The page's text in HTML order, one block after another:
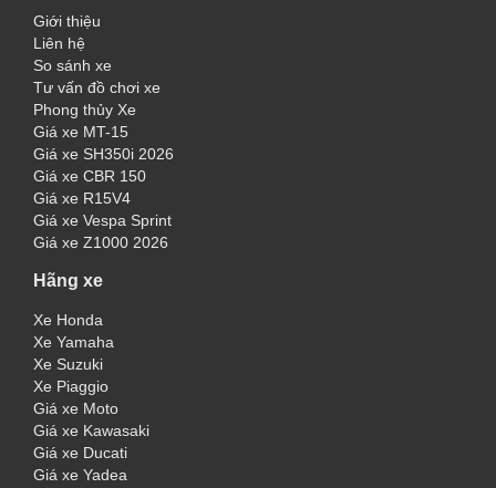
Giới thiệu
Liên hệ
So sánh xe
Tư vấn đồ chơi xe
Phong thủy Xe
Giá xe MT-15
Giá xe SH350i 2026
Giá xe CBR 150
Giá xe R15V4
Giá xe Vespa Sprint
Giá xe Z1000 2026
Hãng xe
Xe Honda
Xe Yamaha
Xe Suzuki
Xe Piaggio
Giá xe Moto
Giá xe Kawasaki
Giá xe Ducati
Giá xe Yadea